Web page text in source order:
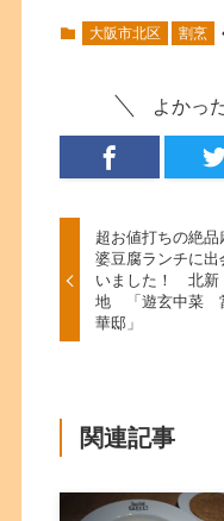
大阪市北区 割烹
よかっ
超お値打ちの絶品
婆豆腐ランチに出
いました！ 北新
地 「遊玄中菜
華邸」
関連記事